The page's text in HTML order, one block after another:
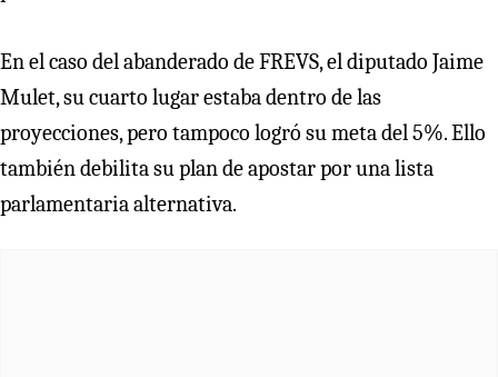
En el caso del abanderado de FREVS, el diputado Jaime
Mulet, su cuarto lugar estaba dentro de las
proyecciones, pero tampoco logró su meta del 5%. Ello
también debilita su plan de apostar por una lista
parlamentaria alternativa.